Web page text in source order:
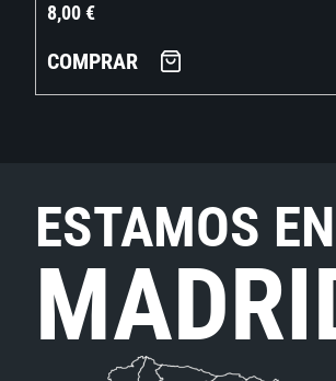
8,00€
COMPRAR
ESTAMOS EN